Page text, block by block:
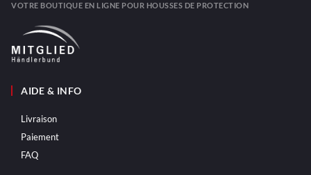
VOTRE BOUTIQUE EN LIGNE POUR HOUSSES DE PROTECTION
AIDE & INFO
Livraison
Paiement
FAQ